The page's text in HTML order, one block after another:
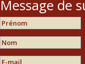
Message de